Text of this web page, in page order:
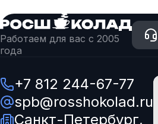
Работаем для вас с 2005
года
+7 812 244-67-77
spb@rosshokolad.ru
Санкт-Петербург,